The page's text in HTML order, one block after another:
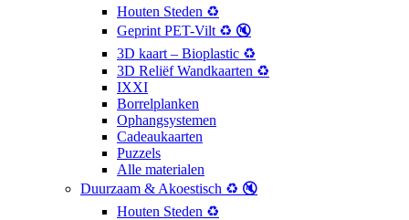
Houten Steden ♻️
Geprint PET-Vilt ♻️ 🔇
3D kaart – Bioplastic ♻️
3D Reliëf Wandkaarten ♻️
IXXI
Borrelplanken
Ophangsystemen
Cadeaukaarten
Puzzels
Alle materialen
Duurzaam & Akoestisch ♻️ 🔇
Houten Steden ♻️